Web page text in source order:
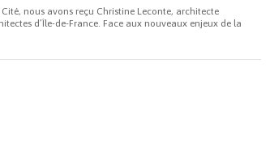
nous avons reçu Christine Leconte, architecte
d’Île-de-France. Face aux nouveaux enjeux de la